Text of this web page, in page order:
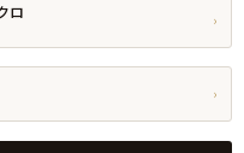
ロ ›
›